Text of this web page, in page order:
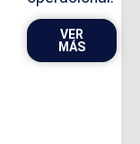
VER
MÁS